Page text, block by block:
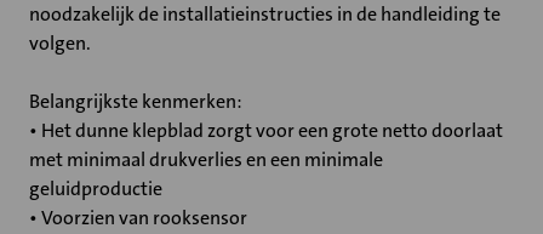
noodzakelijk de installatieinstructies in de handleiding te
volgen.
Belangrijkste kenmerken:
• Het dunne klepblad zorgt voor een grote netto doorlaat
met minimaal drukverlies en een minimale
geluidproductie
• Voorzien van rooksensor